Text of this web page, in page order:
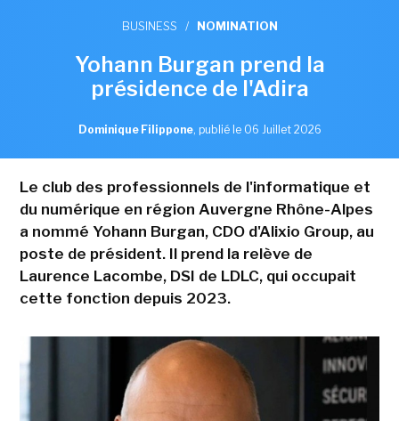
BUSINESS / NOMINATION
Yohann Burgan prend la
présidence de l'Adira
Dominique Filippone, publié le 06 Juillet 2026
Le club des professionnels de l'informatique et
du numérique en région Auvergne Rhône-Alpes
a nommé Yohann Burgan, CDO d'Alixio Group, au
poste de président. Il prend la relève de
Laurence Lacombe, DSI de LDLC, qui occupait
cette fonction depuis 2023.